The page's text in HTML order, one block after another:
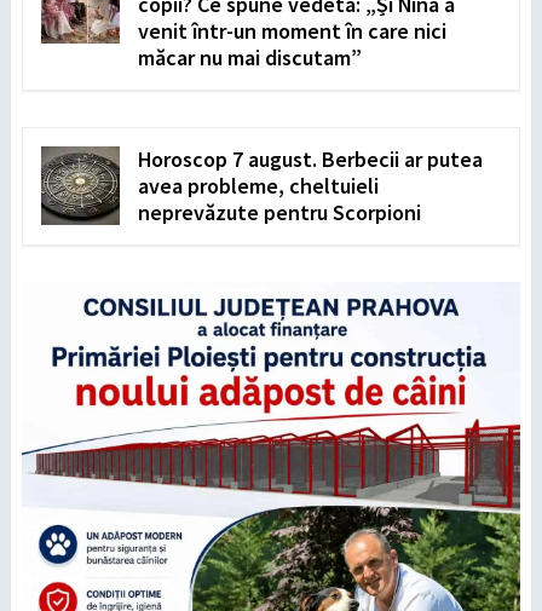
venit într-un moment în care nici
măcar nu mai discutam”
Horoscop 7 august. Berbecii ar putea
avea probleme, cheltuieli
neprevăzute pentru Scorpioni